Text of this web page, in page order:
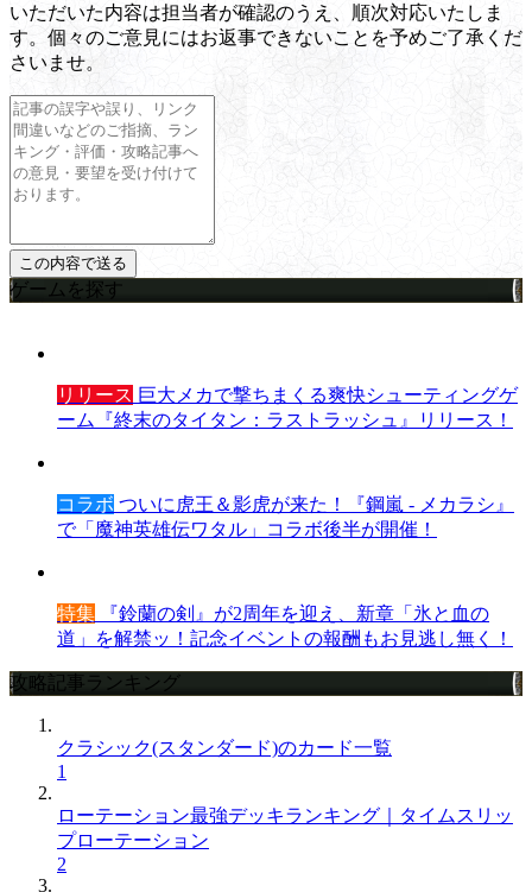
いただいた内容は担当者が確認のうえ、順次対応いたしま
す。個々のご意見にはお返事できないことを予めご了承くだ
さいませ。
ゲームを探す
リリース 巨大メカで撃ちまくる爽快シューティングゲ
ーム『終末のタイタン：ラストラッシュ』リリース！
コラボ ついに虎王＆影虎が来た！『鋼嵐 - メカラシ』
で「魔神英雄伝ワタル」コラボ後半が開催！
特集 『鈴蘭の剣』が2周年を迎え、新章「氷と血の
道」を解禁ッ！記念イベントの報酬もお見逃し無く！
攻略記事ランキング
クラシック(スタンダード)のカード一覧
1
ローテーション最強デッキランキング｜タイムスリッ
プローテーション
2